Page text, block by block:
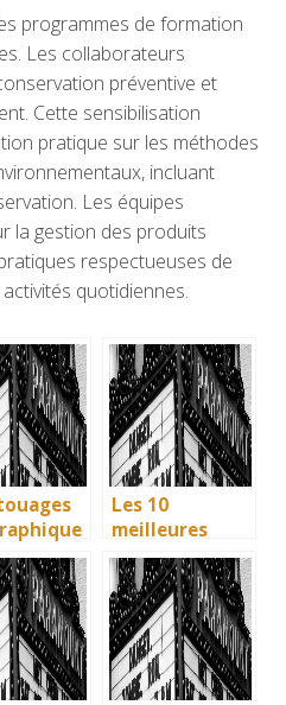
programmes de formation
Les collaborateurs
préventive et
Cette sensibilisation
pratique sur les méthodes
incluant
Les équipes
la gestion des produits
respectueuses de
quotidiennes.
et
pour
Les 10
meilleures
villes d’Italie à
visiter en 2025
: Ravenne, la
ville aux huit
monuments
UNESCO